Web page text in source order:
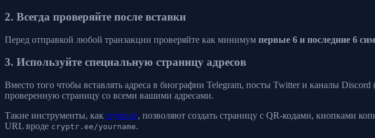
2. Всегда проверяйте после вставки
Перед отправкой любой транзакции проверяйте как минимум первые 6 и последние 6
3. Используйте специальную страницу адресов
Вместо того чтобы вставлять адреса в биографии Telegram, посты Twitter и каналы Discord
проверенную страницу со всеми вашими адресами.
Такие инструменты, как cryptr.ee, позволяют создать страницу с QR-кодами, кнопками
URL вроде cryptr.ee/yourname.